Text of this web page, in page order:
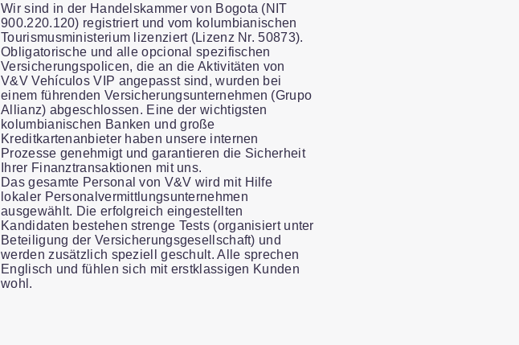
Wir sind in der Handelskammer von Bogota (NIT
900.220.120) registriert und vom kolumbianischen
Tourismusministerium lizenziert (Lizenz Nr. 50873).
Obligatorische und alle opcional spezifischen
Versicherungspolicen, die an die Aktivitäten von
V&V Vehículos VIP angepasst sind, wurden bei
einem führenden Versicherungsunternehmen (Grupo
Allianz) abgeschlossen. Eine der wichtigsten
kolumbianischen Banken und große
Kreditkartenanbieter haben unsere internen
Prozesse genehmigt und garantieren die Sicherheit
Ihrer Finanztransaktionen mit uns.
Das gesamte Personal von V&V wird mit Hilfe
lokaler Personalvermittlungsunternehmen
ausgewählt. Die erfolgreich eingestellten
Kandidaten bestehen strenge Tests (organisiert unter
Beteiligung der Versicherungsgesellschaft) und
werden zusätzlich speziell geschult. Alle sprechen
Englisch und fühlen sich mit erstklassigen Kunden
wohl.